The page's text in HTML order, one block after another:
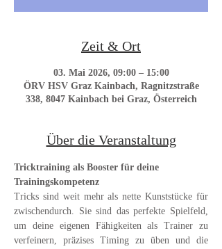
Zeit & Ort
03. Mai 2026, 09:00 – 15:00
ÖRV HSV Graz Kainbach, Ragnitzstraße
338, 8047 Kainbach bei Graz, Österreich
Über die Veranstaltung
Tricktraining als Booster für deine
Trainingskompetenz
Tricks sind weit mehr als nette Kunststücke für
zwischendurch. Sie sind das perfekte Spielfeld,
um deine eigenen Fähigkeiten als Trainer zu
verfeinern, präzises Timing zu üben und die